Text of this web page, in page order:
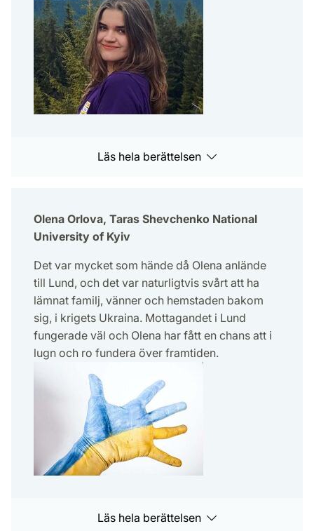
Läs hela berättelsen
Olena Orlova, Taras Shevchenko National
University of Kyiv
Det var mycket som hände då Olena anlände
till Lund, och det var naturligtvis svårt att ha
lämnat familj, vänner och hemstaden bakom
sig, i krigets Ukraina. Mottagandet i Lund
fungerade väl och Olena har fått en chans att i
lugn och ro fundera över framtiden.
Läs hela berättelsen